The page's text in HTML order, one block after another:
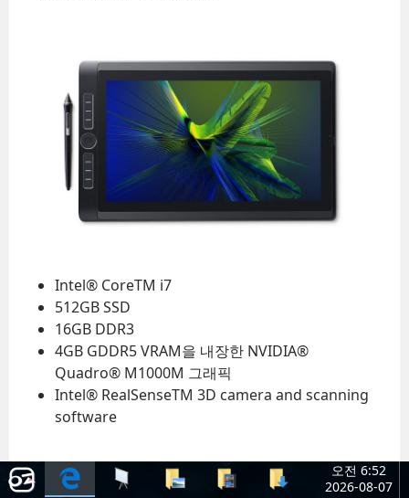
WEB DESIGN
동영상
오전 6:52
2026-08-07
영화(1)
음악 (10)
상품 (60)
가구 (1)
모형(1)
소프트웨어(2)
음향(6)
전자(4)
탈것(5)
하드웨어(37)
일상주저리(1)
컴퓨터 활용 팁
Intel® CoreTM i7
512GB SSD
16GB DDR3
4GB GDDR5 VRAM을 내장한 NVIDIA®
Quadro® M1000M 그래픽
Intel® RealSenseTM 3D camera and scanning
software
WACOM